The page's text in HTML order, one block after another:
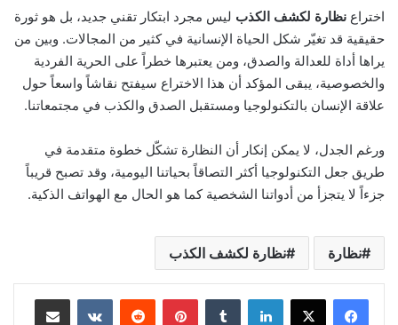
اختراع نظارة لكشف الكذب ليس مجرد ابتكار تقني جديد، بل هو ثورة
حقيقية قد تغيّر شكل الحياة الإنسانية في كثير من المجالات. وبين من
يراها أداة للعدالة والصدق، ومن يعتبرها خطراً على الحرية الفردية
والخصوصية، يبقى المؤكد أن هذا الاختراع سيفتح نقاشاً واسعاً حول
علاقة الإنسان بالتكنولوجيا ومستقبل الصدق والكذب في مجتمعاتنا.
ورغم الجدل، لا يمكن إنكار أن النظارة تشكّل خطوة متقدمة في
طريق جعل التكنولوجيا أكثر التصاقاً بحياتنا اليومية، وقد تصبح قريباً
جزءاً لا يتجزأ من أدواتنا الشخصية كما هو الحال مع الهواتف الذكية.
نظارة نظارة لكشف الكذب
لينكدإن بينتيريست